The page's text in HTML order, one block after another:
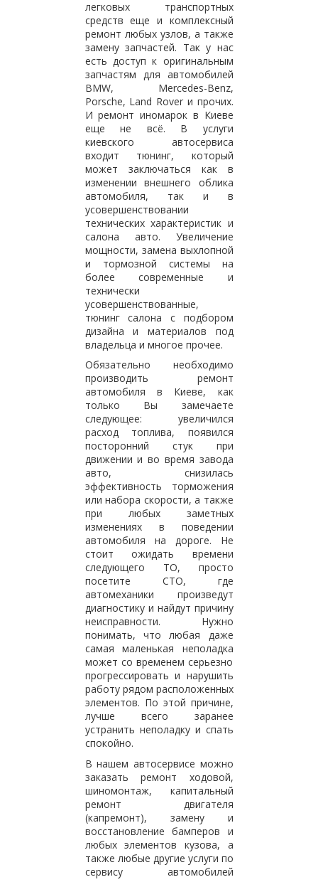
легковых транспортных
средств еще и комплексный
ремонт любых узлов, а также
замену запчастей. Так у нас
есть доступ к оригинальным
запчастям для автомобилей
BMW, Mercedes-Benz,
Porsche, Land Rover и прочих.
И ремонт иномарок в Киеве
еще не всё. В услуги
киевского автосервиса
входит тюнинг, который
может заключаться как в
изменении внешнего облика
автомобиля, так и в
усовершенствовании
технических характеристик и
салона авто. Увеличение
мощности, замена выхлопной
и тормозной системы на
более современные и
технически
усовершенствованные,
тюнинг салона с подбором
дизайна и материалов под
владельца и многое прочее.
Обязательно необходимо
производить ремонт
автомобиля в Киеве, как
только Вы замечаете
следующее: увеличился
расход топлива, появился
посторонний стук при
движении и во время завода
авто, снизилась
эффективность торможения
или набора скорости, а также
при любых заметных
изменениях в поведении
автомобиля на дороге. Не
стоит ожидать времени
следующего ТО, просто
посетите СТО, где
автомеханики произведут
диагностику и найдут причину
неисправности. Нужно
понимать, что любая даже
самая маленькая неполадка
может со временем серьезно
прогрессировать и нарушить
работу рядом расположенных
элементов. По этой причине,
лучше всего заранее
устранить неполадку и спать
спокойно.
В нашем автосервисе можно
заказать ремонт ходовой,
шиномонтаж, капитальный
ремонт двигателя
(капремонт), замену и
восстановление бамперов и
любых элементов кузова, а
также любые другие услуги по
сервису автомобилей